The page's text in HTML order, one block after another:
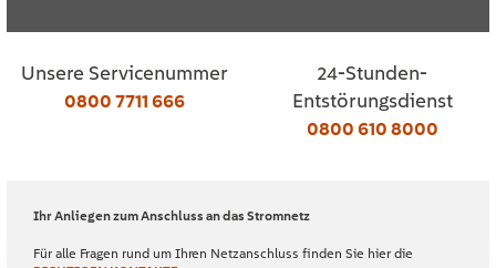
Unsere Servicenummer
0800 7711 666
24-Stunden-
Entstörungsdienst
0800 610 8000
Ihr Anliegen zum Anschluss an das Stromnetz
Für alle Fragen rund um Ihren Netzanschluss finden Sie hier die